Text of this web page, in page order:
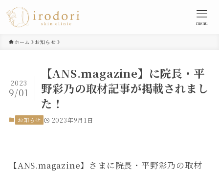
menu
ホーム お知らせ
【ANS.magazine】に院長・平
野彩乃の取材記事が掲載されまし
た！
2023
9/01
お知らせ 2023年9月1日
【ANS.magazine】さまに院長・平野彩乃の取材